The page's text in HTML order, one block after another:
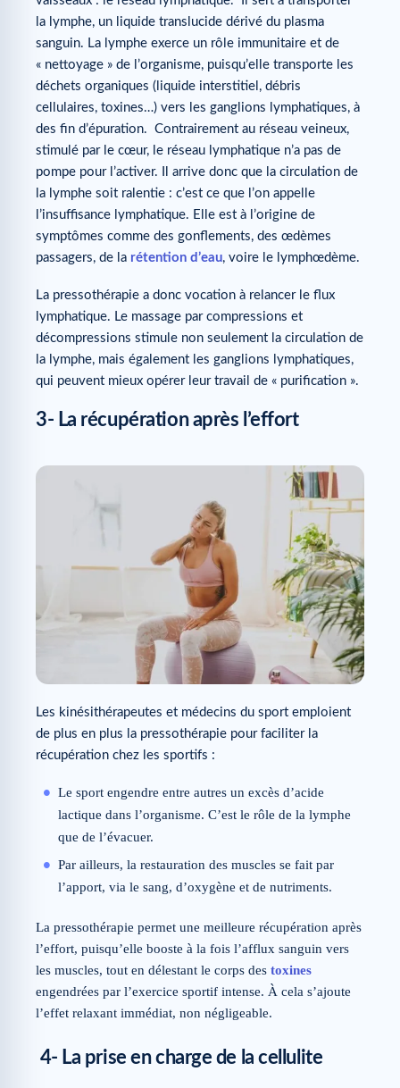
la lymphe, un liquide translucide dérivé du plasma
sanguin. La lymphe exerce un rôle immunitaire et de
« nettoyage » de l’organisme, puisqu’elle transporte les
déchets organiques (liquide interstitiel, débris
cellulaires, toxines…) vers les ganglions lymphatiques, à
des fin d’épuration. Contrairement au réseau veineux,
stimulé par le cœur, le réseau lymphatique n’a pas de
pompe pour l’activer. Il arrive donc que la circulation de
la lymphe soit ralentie : c’est ce que l’on appelle
l’insuffisance lymphatique. Elle est à l’origine de
symptômes comme des gonflements, des œdèmes
passagers, de la rétention d’eau, voire le lymphœdème.
La pressothérapie a donc vocation à relancer le flux
lymphatique. Le massage par compressions et
décompressions stimule non seulement la circulation de
la lymphe, mais également les ganglions lymphatiques,
qui peuvent mieux opérer leur travail de « purification ».
3- La récupération après l’effort
Les kinésithérapeutes et médecins du sport emploient
de plus en plus la pressothérapie pour faciliter la
récupération chez les sportifs :
Le sport engendre entre autres un excès d’acide
lactique dans l’organisme. C’est le rôle de la lymphe
que de l’évacuer.
Par ailleurs, la restauration des muscles se fait par
l’apport, via le sang, d’oxygène et de nutriments.
La pressothérapie permet une meilleure récupération après
l’effort, puisqu’elle booste à la fois l’afflux sanguin vers
les muscles, tout en délestant le corps des toxines
engendrées par l’exercice sportif intense. À cela s’ajoute
l’effet relaxant immédiat, non négligeable.
4- La prise en charge de la cellulite